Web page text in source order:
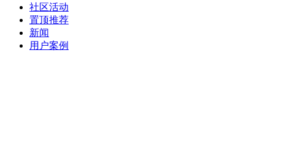
社区活动
置顶推荐
新闻
用户案例